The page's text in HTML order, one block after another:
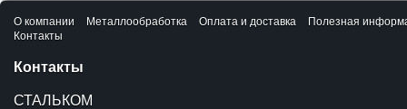
О компании Металлообработка Оплата и доставка
Полезная
Контакты
Контакты
СТАЛЬКОМ